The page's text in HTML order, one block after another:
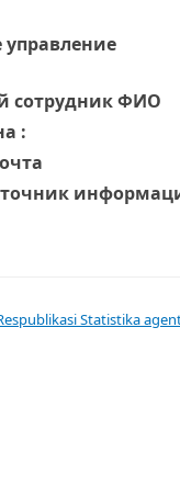
управление
сотрудник ФИО
:
Statistika